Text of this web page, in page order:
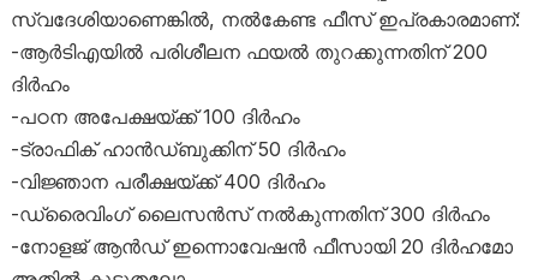
സ്വദേശിയാണെങ്കിൽ, നൽകേണ്ട ഫീസ് ഇപ്രകാരമാണ്:
-ആർടിഎയിൽ പരിശീലന ഫയൽ തുറക്കുന്നതിന് 200
ദിർഹം
-പഠന അപേക്ഷയ്ക്ക് 100 ദിർഹം
-ട്രാഫിക് ഹാൻഡ്‌ബുക്കിന് 50 ദിർഹം
-വിജ്ഞാന പരീക്ഷയ്ക്ക് 400 ദിർഹം
-ഡ്രൈവിംഗ് ലൈസൻസ് നൽകുന്നതിന് 300 ദിർഹം
-നോളജ് ആൻഡ് ഇന്നൊവേഷൻ ഫീസായി 20 ദിർഹമോ